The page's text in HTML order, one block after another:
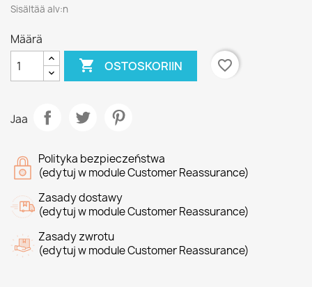
Sisältää alv:n
Määrä
 OSTOSKORIIN favorite_border
Jaa
Polityka bezpieczeństwa
(edytuj w module Customer Reassurance)
Zasady dostawy
(edytuj w module Customer Reassurance)
Zasady zwrotu
(edytuj w module Customer Reassurance)